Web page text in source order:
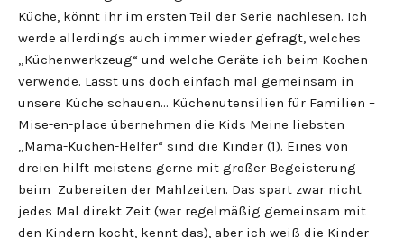
Küche, könnt ihr im ersten Teil der Serie nachlesen. Ich
werde allerdings auch immer wieder gefragt, welches
„Küchenwerkzeug“ und welche Geräte ich beim Kochen
verwende. Lasst uns doch einfach mal gemeinsam in
unsere Küche schauen… Küchenutensilien für Familien –
Mise-en-place übernehmen die Kids Meine liebsten
„Mama-Küchen-Helfer“ sind die Kinder (1). Eines von
dreien hilft meistens gerne mit großer Begeisterung
beim Zubereiten der Mahlzeiten. Das spart zwar nicht
jedes Mal direkt Zeit (wer regelmäßig gemeinsam mit
den Kindern kocht, kennt das), aber ich weiß die Kinder